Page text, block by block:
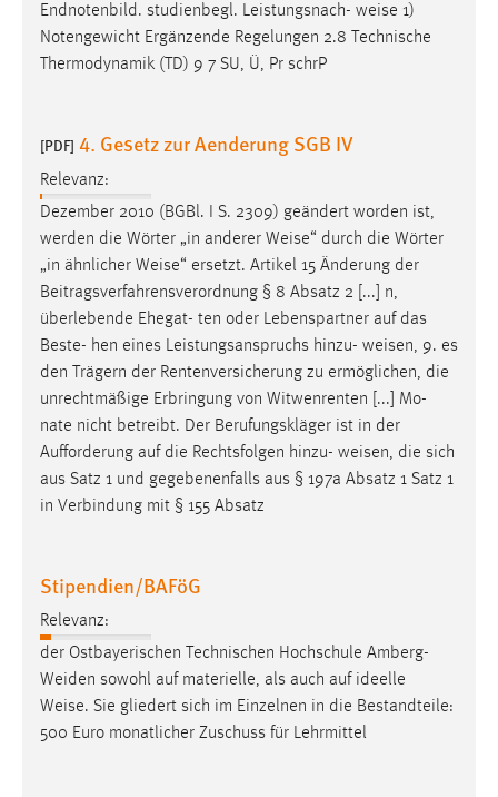
Endnotenbild. studienbegl. Leistungsnach- weise 1)
Notengewicht Ergänzende Regelungen 2.8 Technische
Thermodynamik (TD) 9 7 SU, Ü, Pr schrP
[PDF] 4. Gesetz zur Aenderung SGB IV
Relevanz:
Dezember 2010 (BGBl. I S. 2309) geändert worden ist,
werden die Wörter „in anderer Weise“ durch die Wörter
„in ähnlicher Weise“ ersetzt. Artikel 15 Änderung der
Beitragsverfahrensverordnung § 8 Absatz 2 [...] n,
überlebende Ehegat- ten oder Lebenspartner auf das
Beste- hen eines Leistungsanspruchs hinzu- weisen, 9. es
den Trägern der Rentenversicherung zu ermöglichen, die
unrechtmäßige Erbringung von Witwenrenten [...] Mo-
nate nicht betreibt. Der Berufungskläger ist in der
Aufforderung auf die Rechtsfolgen hinzu- weisen, die sich
aus Satz 1 und gegebenenfalls aus § 197a Absatz 1 Satz 1
in Verbindung mit § 155 Absatz
Stipendien/BAFöG
Relevanz:
der Ostbayerischen Technischen Hochschule Amberg-
Weiden sowohl auf materielle, als auch auf ideelle
Weise. Sie gliedert sich im Einzelnen in die Bestandteile:
500 Euro monatlicher Zuschuss für Lehrmittel
chat-frame-style-5e9dbeb1811c0446
Zweck:
MibewSessionID, mibew-chat-frame-style-
Jahre, MIBEW_UserID = 1 Jahr
Login
Name:
fe_user, be_user, be_lastLoginProvider
Zweck:
Dieser Cookie ist notwendig um sich an der Website
einloggen zu können.
Cookie Laufzeit:
24 Stunden
STATISTIK
Diese Informationen helfen uns zu verstehen, wie
unsere Besucher unsere Website nutzen.
Matomo